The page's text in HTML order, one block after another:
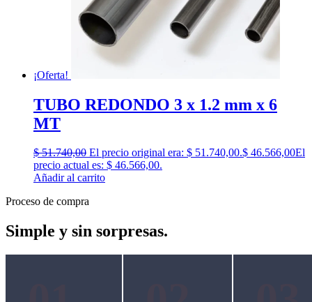
¡Oferta!
TUBO REDONDO 3 x 1.2 mm x 6
MT
$51.740,00 El precio original era: $ 51.740,00.$ 46.566,00El
precio actual es: $ 46.566,00.
Añadir al carrito
Proceso de compra
Simple y sin sorpresas.